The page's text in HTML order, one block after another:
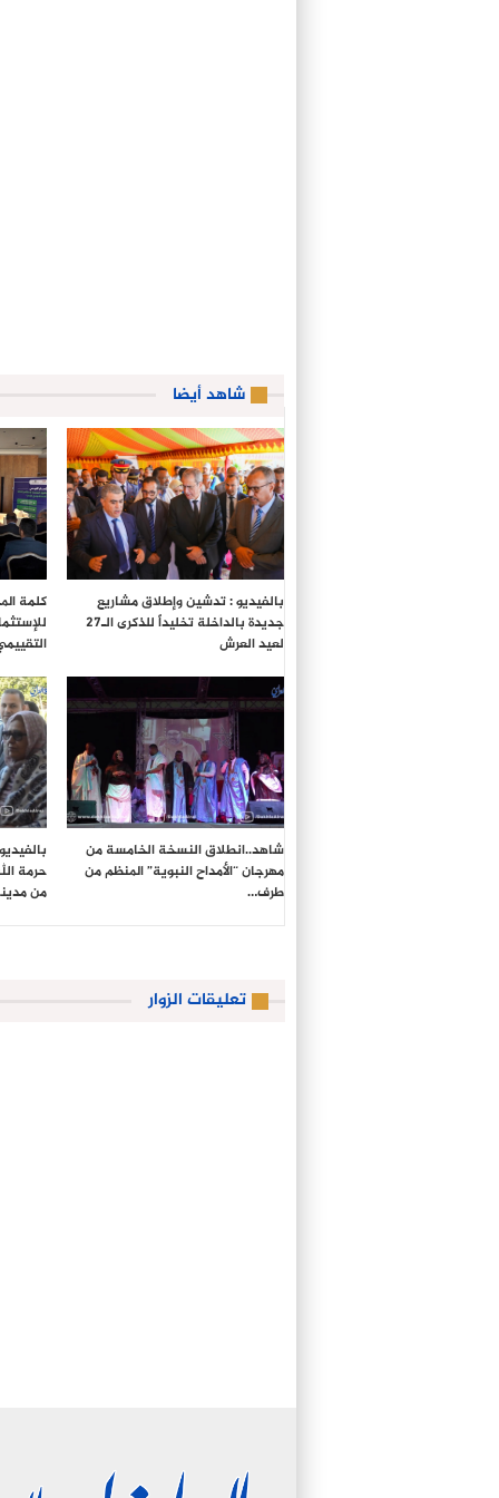
شاهد أيضا
بالفيديو : تدشين وإطلاق مشاريع
جديدة بالداخلة تخليداً للذكرى الـ27
لعيد العرش
كلمة
شاهد..انطلاق النسخة الخامسة من
مهرجان “الأمداح النبوية” المنظم من
طرف…
حرمة
من
تعليقات الزوار